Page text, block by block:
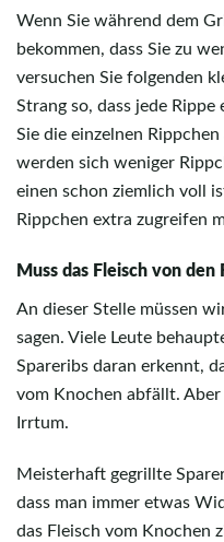
Wenn Sie während dem
bekommen, dass Sie zu
versuchen Sie folgenden
Strang so, dass jede
Sie die einzelnen
werden sich weniger
einen schon ziemlich voll
Rippchen extra zugreifen
Muss das Fleisch von den
An dieser Stelle müssen
sagen. Viele Leute
Spareribs daran erkennt,
vom Knochen abfällt.
Irrtum.
Meisterhaft gegrillte
dass man immer etwas
das Fleisch vom Knochen